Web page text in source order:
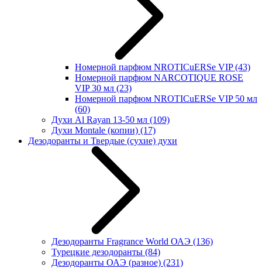
Номерной парфюм NROTICuERSe VIP(43)
Номерной парфюм NARCOTIQUE ROSE
VIP 30 мл (23)
Номерной парфюм NROTICuERSe VIP 50 мл
(60)
Духи Al Rayan 13-50 мл (109)
Духи Montale (копии) (17)
Дезодоранты и Твердые (сухие) духи
Дезодоранты Fragrance World ОАЭ (136)
Турецкие дезодоранты (84)
Дезодоранты ОАЭ (разное) (231)